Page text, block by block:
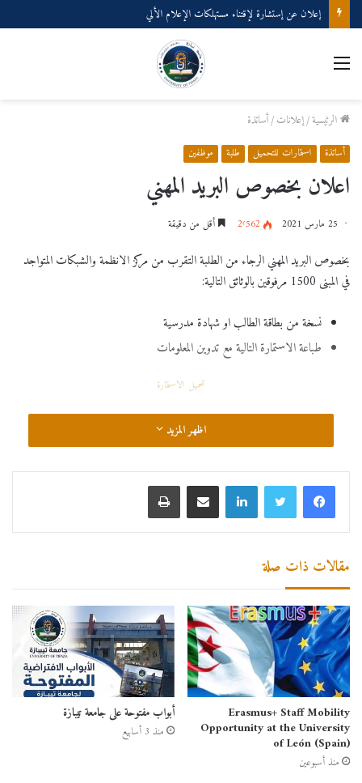
إعلان عن إستشارة لإقتناء مستهلكات الإعلام الألي
الرئيسية/إعلانات/أساتذة
أساتذة استمارات للتحميل طلبة موظفين
اعلان بخصوص البريد المهني
25 مارس 2021 2٬562 أقل من دقيقة
بخصوص البريد المهني الرجاء من الطلبة التقرب من مركز الانظمة والشبكات المتواجد
في المبنى 1500 مرفوقين بالوثائق التالية:
نسخة من بطاقة الطالب او شهادة مدرسية
طباعة الاستمارة التالية مع تدوين المعلومات
تحميل الاستمارة
اظهر المزيد
مقالات ذات صلة
Erasmus+ Staff Mobility
Opportunity at the University
of León (Spain)
منذ أسبوعين
أبواب مفتوحة على جامعة تيبازة
منذ 3 أسابيع